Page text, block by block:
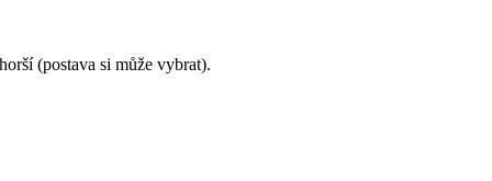
(postava si může vybrat).